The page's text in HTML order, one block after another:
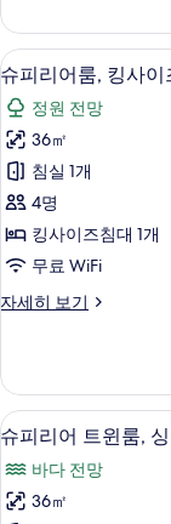
대
개,
발
코
니,
바
다
전
망
모
두
보
기
룸,
킹
사
이
즈
침
대
개,
발
코
니,
다
자
세
히
보
기
슈
피
리
어
룸,
킹
사
이
즈
대
개,
수
영
6
슈피리어룸, 킹사이
정원 전망
36㎡
침실 1개
4명
킹사이즈침대 1개
무료 WiFi
자세히 보기
슈
룸,
킹
사
이
즈
침
대
슈
피
리
어
12
슈피리어 트윈룸,
바다 전망
36㎡